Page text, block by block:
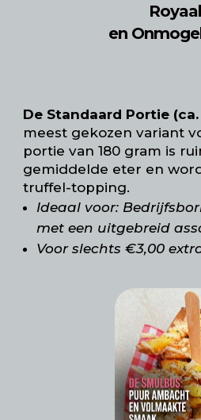
en
De Standaard Portie
meest gekozen variant
portie van 180 gram is
gemiddelde eter en
truffel-topping.
Ideaal voor:
met een uitgebreid
Voor slechts €3,00